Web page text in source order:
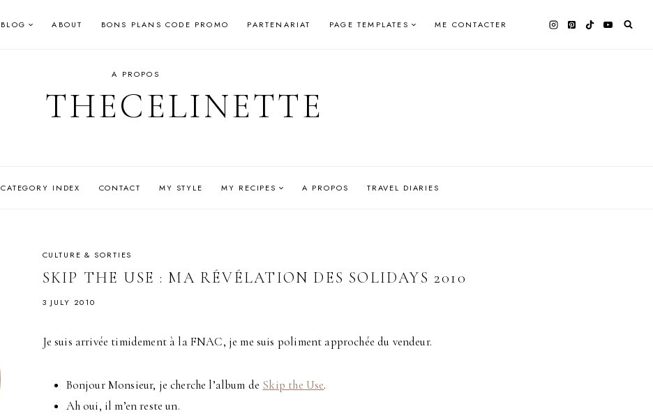
BLOG ABOUT BONS PLANS CODE PROMO PARTENARIAT PAGE TEMPLATES ME CONTACTER
A PROPOS
THECELINETTE
CATEGORY INDEX CONTACT MY STYLE MY RECIPES A PROPOS TRAVEL DIARIES
CULTURE & SORTIES
SKIP THE USE : MA RÉVÉLATION DES SOLIDAYS 2010
3 JULY 2010
Je suis arrivée timidement à la FNAC, je me suis poliment approchée du vendeur.
Bonjour Monsieur, je cherche l’album de Skip the Use.
Ah oui, il m’en reste un.